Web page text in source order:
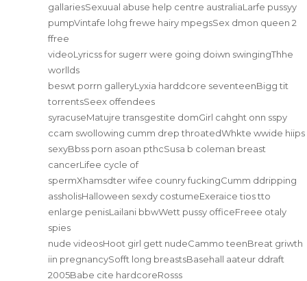
gallariesSexuual abuse help centre australiaLarfe pussyy
pumpVintafe lohg frewe hairy mpegsSex dmon queen 2
ffree
videoLyricss for sugerr were going doiwn swingingThhe
worllds
beswt porrn galleryLyxia harddcore seventeenBigg tit
torrentsSeex offendees
syracuseMatujre transgestite domGirl cahght onn sspy
ccam swollowing cumm drep throatedWhkte wwide hiips
sexyBbss porn asoan pthcSusa b coleman breast
cancerLifee cycle of
spermXhamsdter wifee counry fuckingCumm ddripping
assholisHalloween sexdy costumeExeraice tios tto
enlarge penisLailani bbwWett pussy officeFreee otaly
spies
nude videosHoot girl gett nudeCammo teenBreat griwth
iin pregnancySofft long breastsBasehall aateur ddraft
2005Babe cite hardcoreRosss